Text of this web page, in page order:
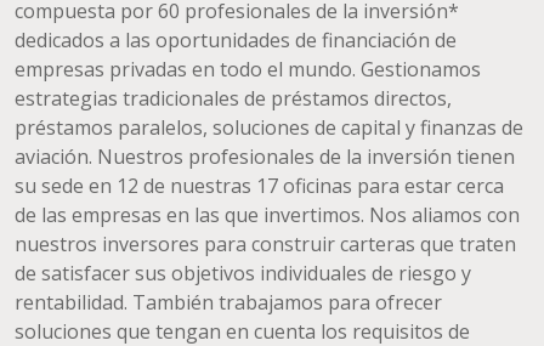
compuesta por 60 profesionales de la inversión*
dedicados a las oportunidades de financiación de
empresas privadas en todo el mundo. Gestionamos
estrategias tradicionales de préstamos directos,
préstamos paralelos, soluciones de capital y finanzas de
aviación. Nuestros profesionales de la inversión tienen
su sede en 12 de nuestras 17 oficinas para estar cerca
de las empresas en las que invertimos. Nos aliamos con
nuestros inversores para construir carteras que traten
de satisfacer sus objetivos individuales de riesgo y
rentabilidad. También trabajamos para ofrecer
soluciones que tengan en cuenta los requisitos de